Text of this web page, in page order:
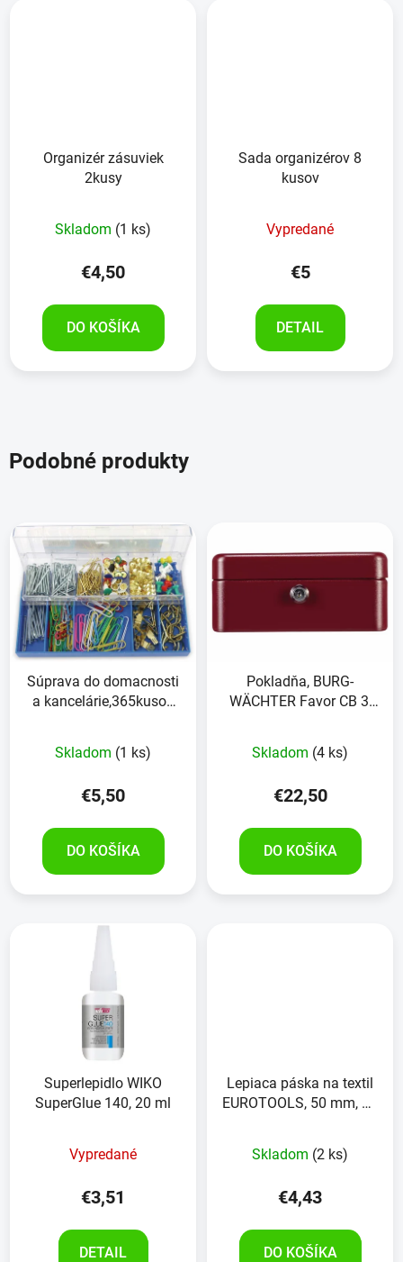
Organizér zásuviek
2kusy
Skladom (1 ks)
€4,50
DO KOŠÍKA
Sada organizérov 8
kusov
Vypredané
€5
DETAIL
Podobné produkty
Súprava do domacnosti
a kancelárie,365kusov
Skladom (1 ks)
€5,50
DO KOŠÍKA
Pokladňa, BURG-
WÄCHTER Favor CB 3,
Skladom (4 ks)
€22,50
DO KOŠÍKA
Superlepidlo WIKO
SuperGlue 140, 20 ml
Vypredané
€3,51
DETAIL
Lepiaca páska na textil
EUROTOOLS, 50 mm, 10
Skladom (2 ks)
€4,43
DO KOŠÍKA